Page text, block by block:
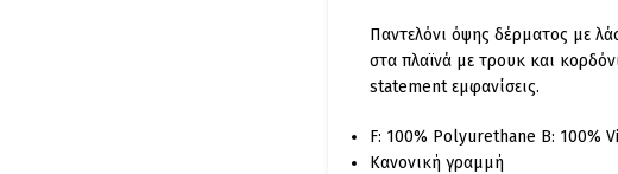
Παντελόνι όψης δέρματος με
στα πλαϊνά με τρουκ και
statement εμφανίσεις.
F: 100% Polyurethane B: 100%
Κανονική γραμμή